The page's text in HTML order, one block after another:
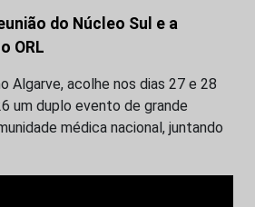
do Núcleo Sul e a
ORL
Algarve, acolhe nos dias 27 e 28
um duplo evento de grande
médica nacional, juntando